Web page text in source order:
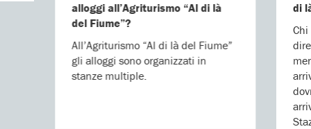
alloggi all’Agriturismo “Al di là
del Fiume”?
All’Agriturismo “Al di là del Fiume”
gli alloggi sono organizzati in
stanze multiple.
di